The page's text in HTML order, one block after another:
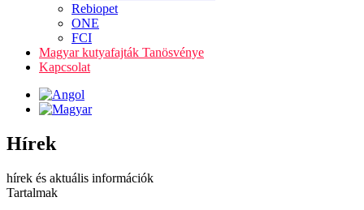
Rebiopet
ONE
FCI
Magyar kutyafajták Tanösvénye
Kapcsolat
Hírek
hírek és aktuális információk
Tartalmak